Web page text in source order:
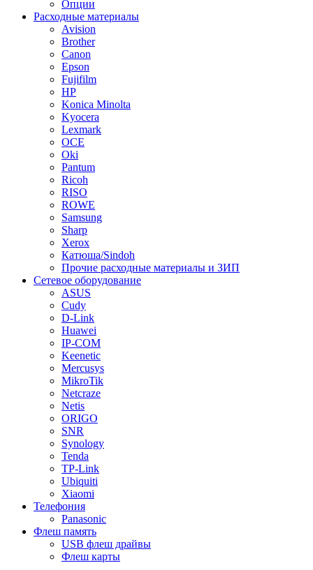
Опции
Расходные материалы
Avision
Brother
Canon
Epson
Fujifilm
HP
Konica Minolta
Kyocera
Lexmark
OCE
Oki
Pantum
Ricoh
RISO
ROWE
Samsung
Sharp
Xerox
Катюша/Sindoh
Прочие расходные материалы и ЗИП
Сетевое оборудование
ASUS
Cudy
D-Link
Huawei
IP-COM
Keenetic
Mercusys
MikroTik
Netcraze
Netis
ORIGO
SNR
Synology
Tenda
TP-Link
Ubiquiti
Xiaomi
Телефония
Panasonic
Флеш память
USB флеш драйвы
Флеш карты